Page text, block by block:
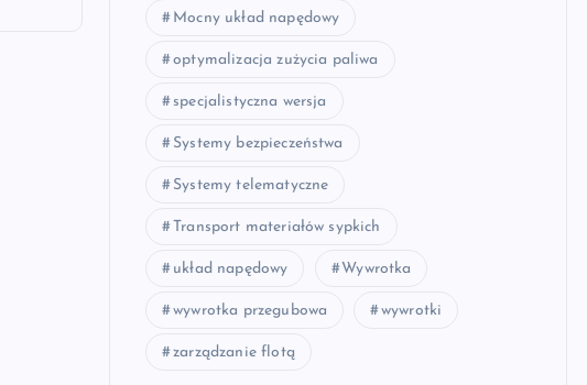
Mocny układ napędowy
optymalizacja zużycia paliwa
specjalistyczna wersja
Systemy bezpieczeństwa
Systemy telematyczne
Transport materiałów sypkich
układ napędowy Wywrotka
wywrotka przegubowa wywrotki
zarządzanie flotą